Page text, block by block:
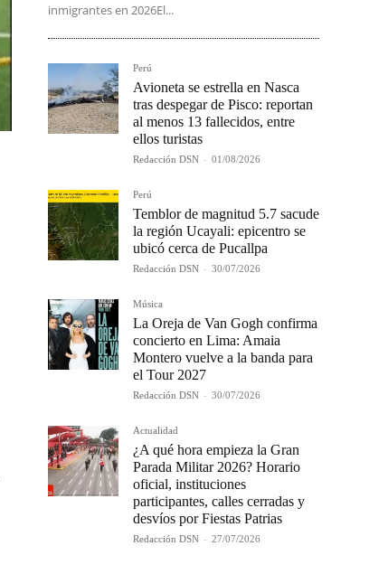
inmigrantes en 2026El...
Perú
Avioneta se estrella en Nasca
tras despegar de Pisco: reportan
al menos 13 fallecidos, entre
ellos turistas
Redacción DSN - 01/08/2026
Perú
Temblor de magnitud 5.7 sacude
la región Ucayali: epicentro se
ubicó cerca de Pucallpa
Redacción DSN - 30/07/2026
Música
La Oreja de Van Gogh confirma
concierto en Lima: Amaia
Montero vuelve a la banda para
el Tour 2027
Redacción DSN - 30/07/2026
Actualidad
¿A qué hora empieza la Gran
Parada Militar 2026? Horario
oficial, instituciones
participantes, calles cerradas y
desvíos por Fiestas Patrias
Redacción DSN - 27/07/2026